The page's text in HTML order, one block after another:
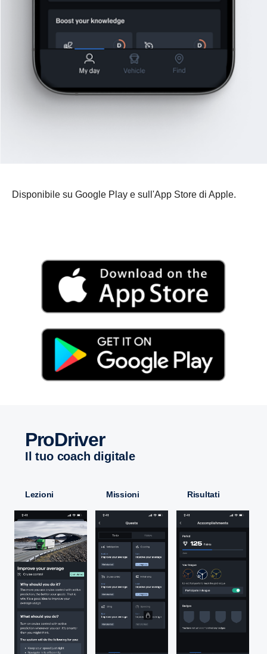
Disponibile su Google Play e sull'App Store di Apple.
ProDriver
Il tuo coach digitale
Lezioni Missioni Risultati